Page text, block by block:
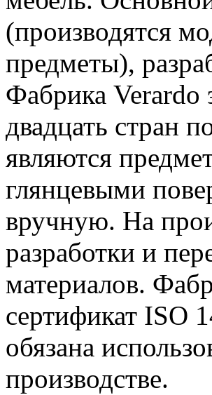
(производятся
предметы),
Фабрика Verardo
двадцать стран
являются
глянцевыми
вручную. На
разработки и
материалов.
сертификат ISO
обязана
производстве.